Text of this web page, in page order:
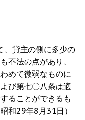
、貸主の側に多少の
不法の点があり、
めて微弱なものに
び第七〇八条は適
ることができるも
和29年8月31日）